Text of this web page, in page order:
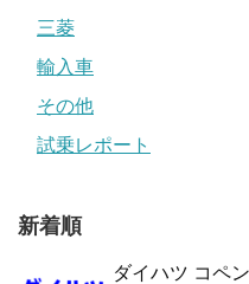
三菱
輸入車
その他
試乗レポート
新着順
ダイハツ コペ